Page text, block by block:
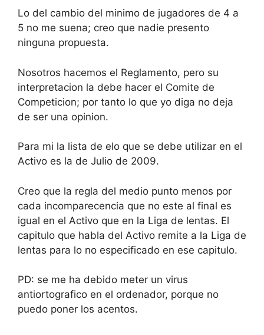
Lo del cambio del minimo de jugadores de 4 a
5 no me suena; creo que nadie presento
ninguna propuesta.
Nosotros hacemos el Reglamento, pero su
interpretacion la debe hacer el Comite de
Competicion; por tanto lo que yo diga no deja
de ser una opinion.
Para mi la lista de elo que se debe utilizar en el
Activo es la de Julio de 2009.
Creo que la regla del medio punto menos por
cada incomparecencia que no este al final es
igual en el Activo que en la Liga de lentas. El
capitulo que habla del Activo remite a la Liga de
lentas para lo no especificado en ese capitulo.
PD: se me ha debido meter un virus
antiortografico en el ordenador, porque no
puedo poner los acentos.